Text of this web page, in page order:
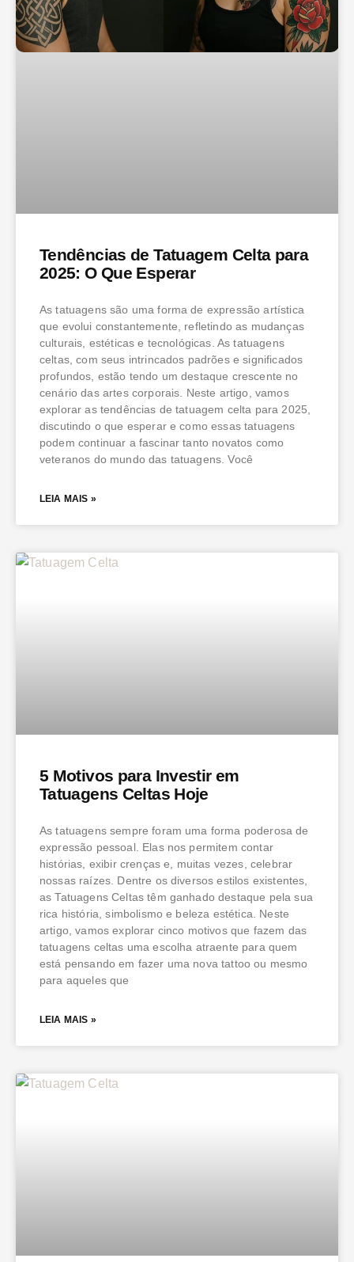
Tendências de Tatuagem Celta para
2025: O Que Esperar
As tatuagens são uma forma de expressão artística
que evolui constantemente, refletindo as mudanças
culturais, estéticas e tecnológicas. As tatuagens
celtas, com seus intrincados padrões e significados
profundos, estão tendo um destaque crescente no
cenário das artes corporais. Neste artigo, vamos
explorar as tendências de tatuagem celta para 2025,
discutindo o que esperar e como essas tatuagens
podem continuar a fascinar tanto novatos como
veteranos do mundo das tatuagens. Você
LEIA MAIS »
5 Motivos para Investir em
Tatuagens Celtas Hoje
As tatuagens sempre foram uma forma poderosa de
expressão pessoal. Elas nos permitem contar
histórias, exibir crenças e, muitas vezes, celebrar
nossas raízes. Dentre os diversos estilos existentes,
as Tatuagens Celtas têm ganhado destaque pela sua
rica história, simbolismo e beleza estética. Neste
artigo, vamos explorar cinco motivos que fazem das
tatuagens celtas uma escolha atraente para quem
está pensando em fazer uma nova tattoo ou mesmo
para aqueles que
LEIA MAIS »